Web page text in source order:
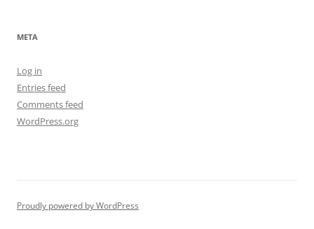
META
Log in
Entries feed
Comments feed
WordPress.org
Proudly powered by WordPress